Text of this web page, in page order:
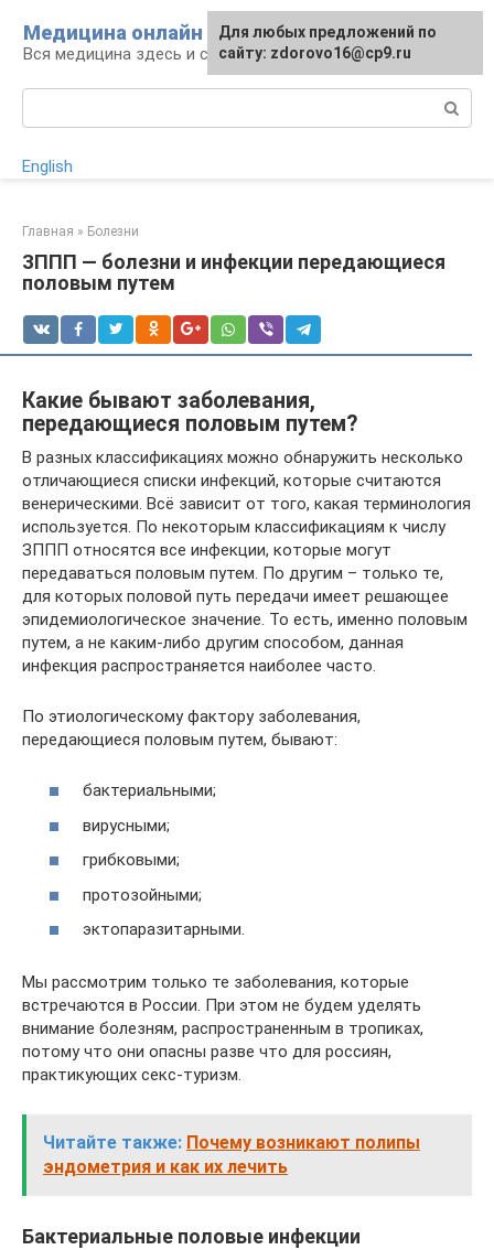
контенту
Медицина онлайн
Вся медицина здесь и сейчас
English
Главная » Болезни
ЗППП — болезни и инфекции передающиеся
половым путем
Какие бывают заболевания,
передающиеся половым путем?
В разных классификациях можно обнаружить несколько
отличающиеся списки инфекций, которые считаются
венерическими. Всё зависит от того, какая терминология
используется. По некоторым классификациям к числу
ЗППП относятся все инфекции, которые могут
передаваться половым путем. По другим – только те,
для которых половой путь передачи имеет решающее
эпидемиологическое значение. То есть, именно половым
путем, а не каким-либо другим способом, данная
инфекция распространяется наиболее часто.
По этиологическому фактору заболевания,
передающиеся половым путем, бывают:
бактериальными;
вирусными;
грибковыми;
протозойными;
эктопаразитарными.
Мы рассмотрим только те заболевания, которые
встречаются в России. При этом не будем уделять
внимание болезням, распространенным в тропиках,
потому что они опасны разве что для россиян,
практикующих секс-туризм.
Читайте также: Почему возникают полипы
эндометрия и как их лечить
Бактериальные половые инфекции
Для любых предложений по
сайту: zdorovo16@cp9.ru